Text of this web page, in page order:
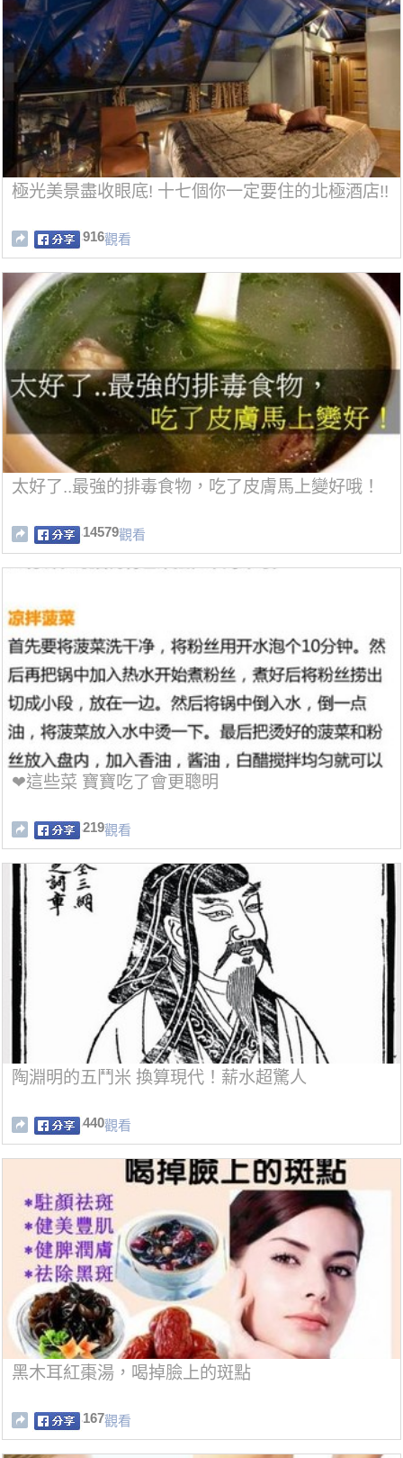
極光美景盡收眼底! 十七個你一定要住的北極酒店!!
916觀看
太好了..最強的排毒食物，吃了皮膚馬上變好哦！
14579觀看
❤這些菜 寶寶吃了會更聰明
219觀看
陶淵明的五鬥米 換算現代！薪水超驚人
440觀看
黑木耳紅棗湯，喝掉臉上的斑點
167觀看